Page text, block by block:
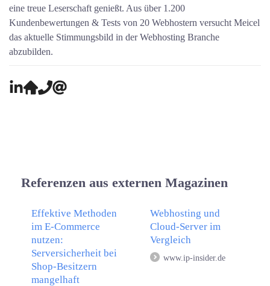
eine treue Leserschaft genießt. Aus über 1.200
Kundenbewertungen & Tests von 20 Webhostern versucht Meicel
das aktuelle Stimmungsbild in der Webhosting Branche
abzubilden.
Referenzen aus externen Magazinen
Effektive Methoden
im E-Commerce
nutzen:
Serversicherheit bei
Shop-Besitzern
mangelhaft
Webhosting und
Cloud-Server im
Vergleich
www.ip-insider.de